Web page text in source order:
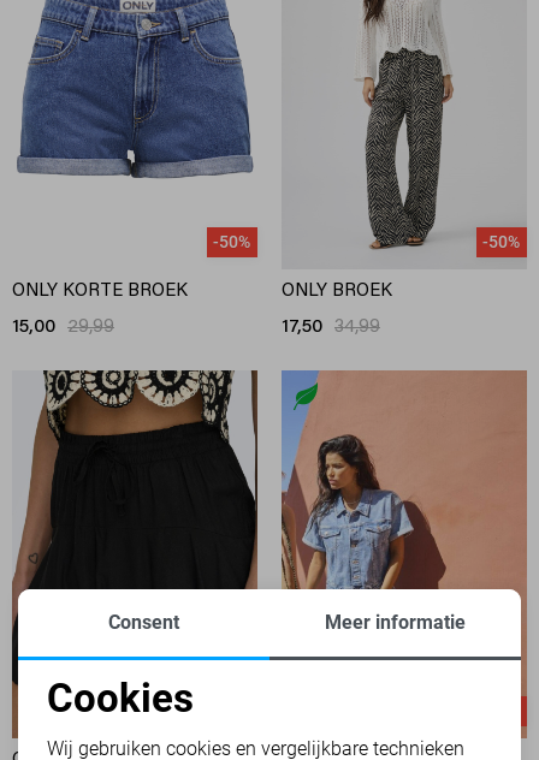
-50%
ONLY KORTE BROEK
15,00 29,99
-50%
ONLY BROEK
17,50 34,99
Noodzakelijke cookies
Consent Meer informatie
Cookies
Wij gebruiken cookies en vergelijkbare technieken